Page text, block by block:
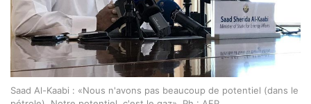
Saad Al-Kaabi : «Nous n'avons pas beaucoup de potentiel (dans le